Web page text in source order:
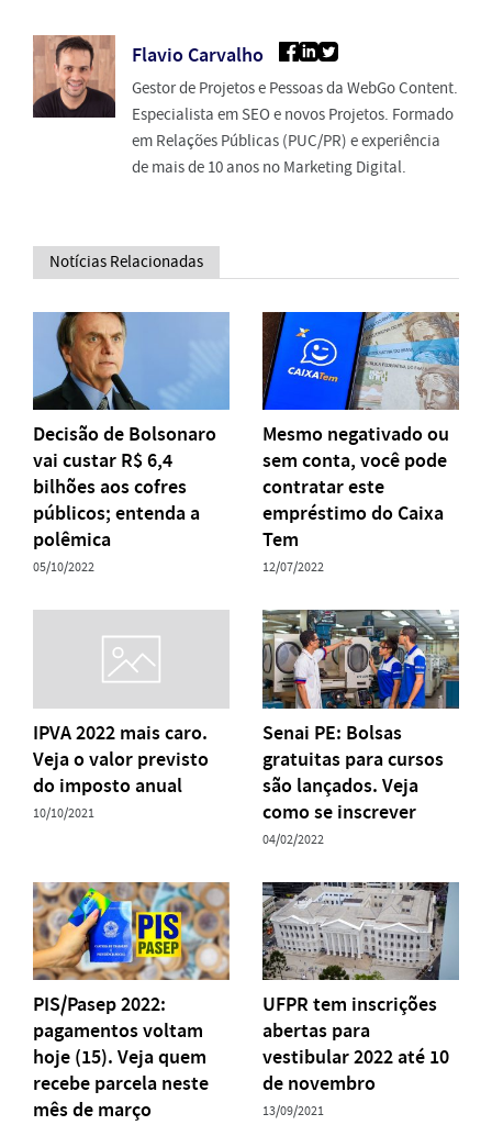
Flavio Carvalho
Gestor de Projetos e Pessoas da WebGo Content.
Especialista em SEO e novos Projetos. Formado
em Relações Públicas (PUC/PR) e experiência
de mais de 10 anos no Marketing Digital.
Notícias Relacionadas
Decisão de Bolsonaro
vai custar R$ 6,4
bilhões aos cofres
públicos; entenda a
polêmica
05/10/2022
Mesmo negativado ou
sem conta, você pode
contratar este
empréstimo do Caixa
Tem
12/07/2022
IPVA 2022 mais caro.
Veja o valor previsto
do imposto anual
10/10/2021
Senai PE: Bolsas
gratuitas para cursos
são lançados. Veja
como se inscrever
04/02/2022
PIS/Pasep 2022:
pagamentos voltam
hoje (15). Veja quem
recebe parcela neste
mês de março
UFPR tem inscrições
abertas para
vestibular 2022 até 10
de novembro
13/09/2021